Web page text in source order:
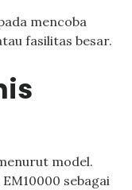
mencoba
fasilitas besar.
model.
sebagai